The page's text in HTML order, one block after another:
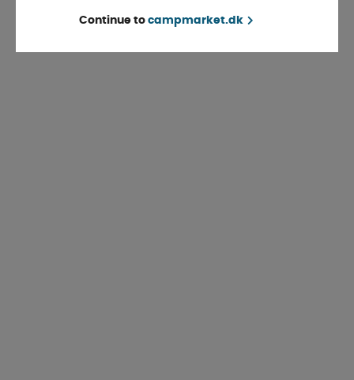
Continue to campmarket.dk